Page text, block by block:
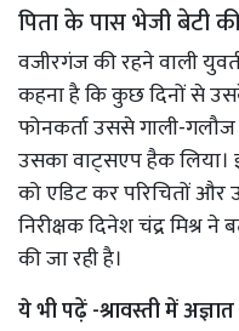
पिता के पास भेजी बेटी
वजीरगंज की रहने वाली युवती
कहना है कि कुछ दिनों से
फोनकर्ता उससे गाली-गलौज
उसका वाट्सएप हैक लिया।
को एडिट कर परिचितों और
निरीक्षक दिनेश चंद्र
की जा रही है।
ये भी पढ़ें -श्रावस्ती में